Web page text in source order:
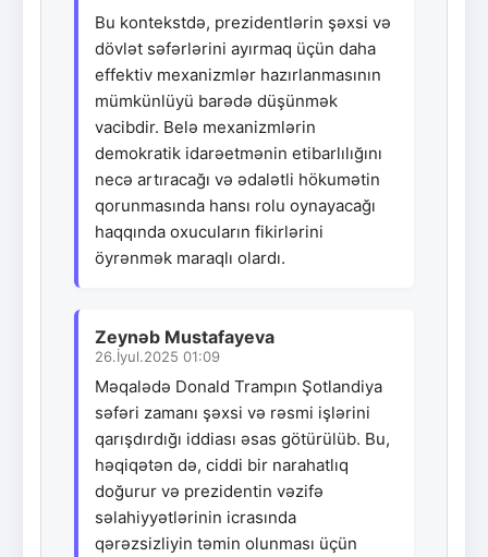
Bu kontekstdə, prezidentlərin şəxsi və
dövlət səfərlərini ayırmaq üçün daha
effektiv mexanizmlər hazırlanmasının
mümkünlüyü barədə düşünmək
vacibdir. Belə mexanizmlərin
demokratik idarəetmənin etibarlılığını
necə artıracağı və ədalətli hökumətin
qorunmasında hansı rolu oynayacağı
haqqında oxucuların fikirlərini
öyrənmək maraqlı olardı.
Zeynəb Mustafayeva
26.İyul.2025 01:09
Məqalədə Donald Trampın Şotlandiya
səfəri zamanı şəxsi və rəsmi işlərini
qarışdırdığı iddiası əsas götürülüb. Bu,
həqiqətən də, ciddi bir narahatlıq
doğurur və prezidentin vəzifə
səlahiyyətlərinin icrasında
qərəzsizliyin təmin olunması üçün